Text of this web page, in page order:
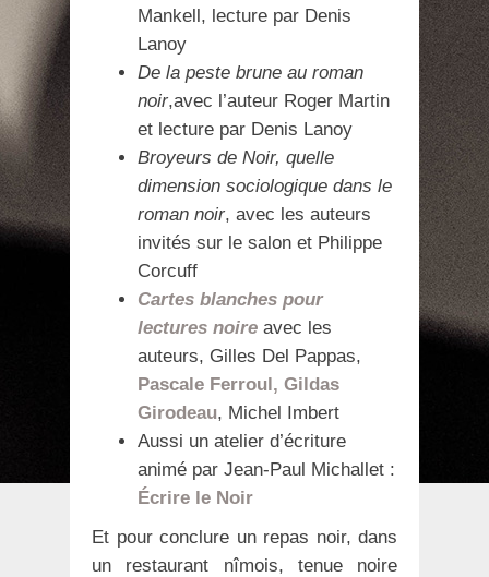
Mankell, lecture par Denis
Lanoy
De la peste brune au roman
noir,avec l’auteur Roger Martin
et lecture par Denis Lanoy
Broyeurs de Noir, quelle
dimension sociologique dans le
roman noir, avec les auteurs
invités sur le salon et Philippe
Corcuff
Cartes blanches pour
lectures noire avec les
auteurs, Gilles Del Pappas,
Pascale Ferroul, Gildas
Girodeau, Michel Imbert
Aussi un atelier d’écriture
animé par Jean-Paul Michallet :
Écrire le Noir
Et pour conclure un repas noir, dans
un restaurant nîmois, tenue noire